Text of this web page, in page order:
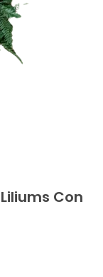
Con